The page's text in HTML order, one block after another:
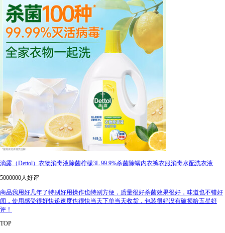
滴露（Dettol）衣物消毒液除菌柠檬3L 99.9%杀菌除螨内衣裤衣服消毒水配洗衣液
5000000人好评
商品我用好几年了特别好用操作也特别方便，质量很好杀菌效果很好，味道也不错好
闻，使用感受很好快递速度也很快当天下单当天收货，包装很好没有破损给五星好
评！
TOP